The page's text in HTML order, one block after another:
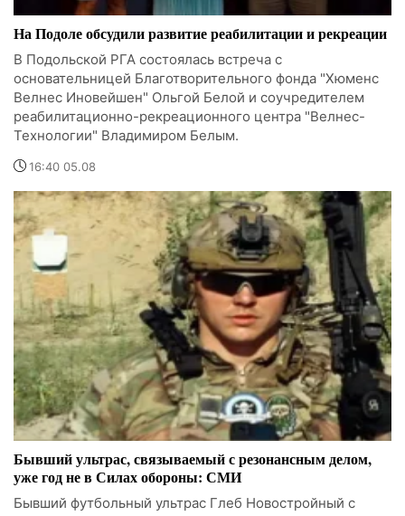
На Подоле обсудили развитие реабилитации и рекреации
В Подольской РГА состоялась встреча с
основательницей Благотворительного фонда "Хюменс
Велнес Иновейшен" Ольгой Белой и соучредителем
реабилитационно-рекреационного центра "Велнес-
Технологии" Владимиром Белым.
16:40 05.08
Бывший ультрас, связываемый с резонансным делом,
уже год не в Силах обороны: СМИ
Бывший футбольный ультрас Глеб Новостройный с